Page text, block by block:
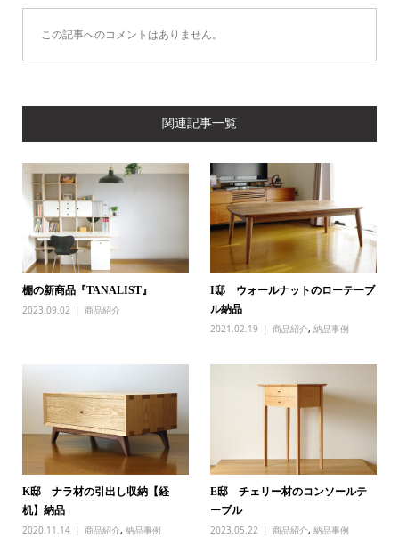
この記事へのコメントはありません。
関連記事一覧
棚の新商品『TANALIST』
2023.09.02
商品紹介
I邸 ウォールナットのローテーブ
ル納品
2021.02.19
商品紹介,納品事例
K邸 ナラ材の引出し収納【経
机】納品
2020.11.14
商品紹介, 納品事例
E邸 チェリー材のコンソールテ
ーブル
2023.05.22
商品紹介,納品事例